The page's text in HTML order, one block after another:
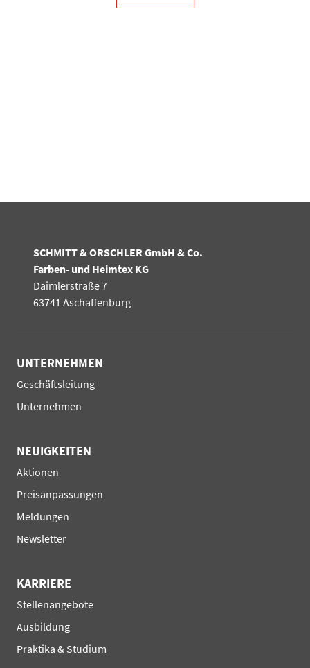
SCHMITT & ORSCHLER GmbH & Co.
Farben- und Heimtex KG
Daimlerstraße 7
63741 Aschaffenburg
UNTERNEHMEN
Navigation
Geschäftsleitung
Unternehmen
NEUIGKEITEN
Navigation
Aktionen
Preisanpassungen
Meldungen
Newsletter
KARRIERE
Navigation
überspringen
Stellenangebote
Ausbildung
Praktika & Studium